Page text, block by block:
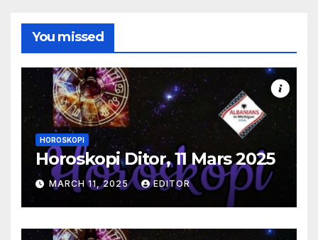
You missed
HOROSKOPI
Horoskopi Ditor, 11 Mars 2025
MARCH 11, 2025 EDITOR